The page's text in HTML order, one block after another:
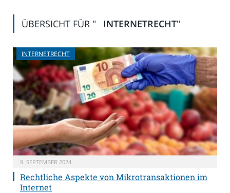
ÜBERSICHT FÜR " INTERNETRECHT"
INTERNETRECHT
9. SEPTEMBER 2024
Rechtliche Aspekte von Mikrotransaktionen im
Internet